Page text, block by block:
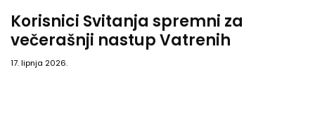
Korisnici Svitanja spremni za
večerašnji nastup Vatrenih
17. lipnja 2026.